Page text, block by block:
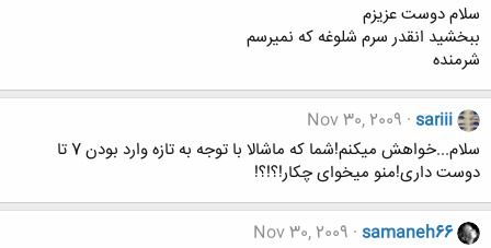
سلام دوست عزیزم
ببخشید انقدر سرم شلوغه که نمیرسم
شرمنده
sariii
Nov 30, 2009
سلام...خواهش میکنم!شما که ماشالا با توجه به تازه وارد بودن 7 تا
دوست داری!منو میخوای چکار!؟!؟!
samaneh66
Nov 30, 2009